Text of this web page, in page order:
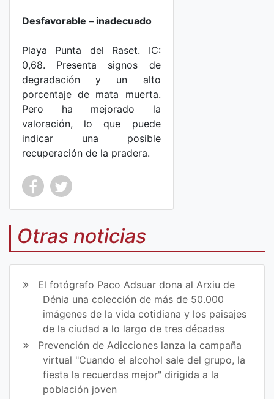
Desfavorable – inadecuado
Playa Punta del Raset. IC:
0,68. Presenta signos de
degradación y un alto
porcentaje de mata muerta.
Pero ha mejorado la
valoración, lo que puede
indicar una posible
recuperación de la pradera.
Co
mp
art
en
Fa
ce
bo
ok
Co
mp
art
ir
en
Tw
itt
er
Otras noticias
El fotógrafo Paco Adsuar dona al Arxiu de
Dénia una colección de más de 50.000
imágenes de la vida cotidiana y los paisajes
de la ciudad a lo largo de tres décadas
Prevención de Adicciones lanza la campaña
virtual "Cuando el alcohol sale del grupo, la
fiesta la recuerdas mejor" dirigida a la
población joven